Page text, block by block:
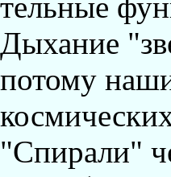
тельные
Дыхание
потому
"Спирали"